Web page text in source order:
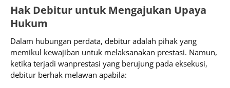
Hak Debitur untuk Mengajukan Upaya
Hukum
Dalam hubungan perdata, debitur adalah pihak yang
memikul kewajiban untuk melaksanakan prestasi. Namun,
ketika terjadi wanprestasi yang berujung pada eksekusi,
debitur berhak melawan apabila: